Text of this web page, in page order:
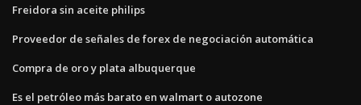
Freidora sin aceite philips
Proveedor de señales de forex de negociación automática
Compra de oro y plata albuquerque
Es el petróleo más barato en walmart o autozone